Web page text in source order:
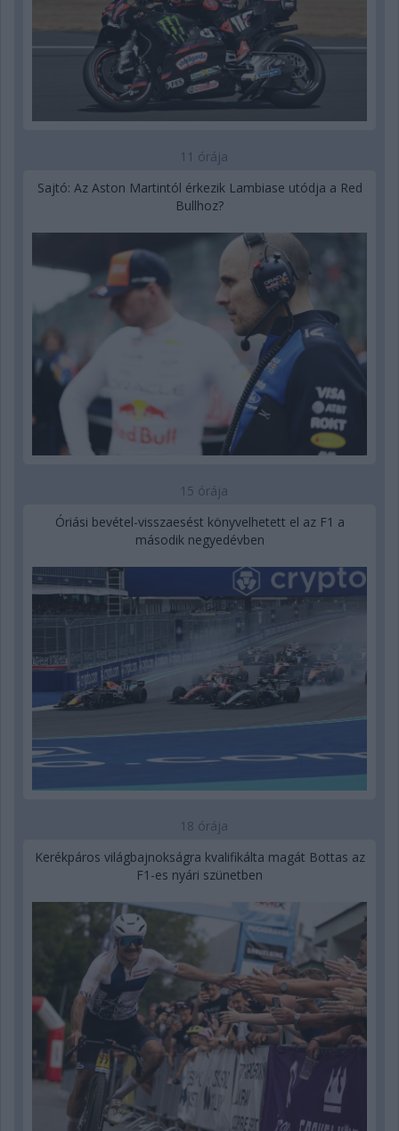
11 órája
Sajtó: Az Aston Martintól érkezik Lambiase utódja a Red
Bullhoz?
15 órája
Óriási bevétel-visszaesést könyvelhetett el az F1 a
második negyedévben
18 órája
Kerékpáros világbajnokságra kvalifikálta magát Bottas az
F1-es nyári szünetben